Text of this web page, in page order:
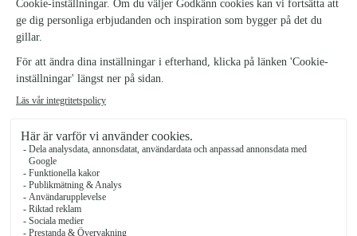
Denna produkt finns inte i vårt sortiment för tillfället.
KÖPENHAMN LERKRUKA M FAT
ROSA, 16CM